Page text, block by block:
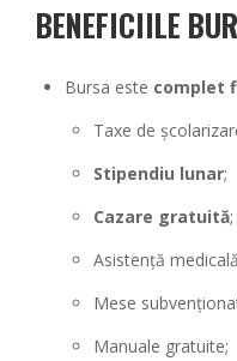
BENEFICIILE
Bursa este complet
Taxe de
Stipendiu lunar;
Cazare gratuită;
Asistență
Mese
Manuale gratuite;